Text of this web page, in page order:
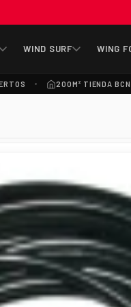
WIND SURF WING
200M² TIENDA BCN